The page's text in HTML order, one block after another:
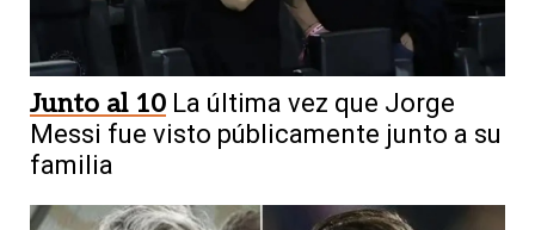
Junto al 10 La última vez que Jorge
Messi fue visto públicamente junto a su
familia